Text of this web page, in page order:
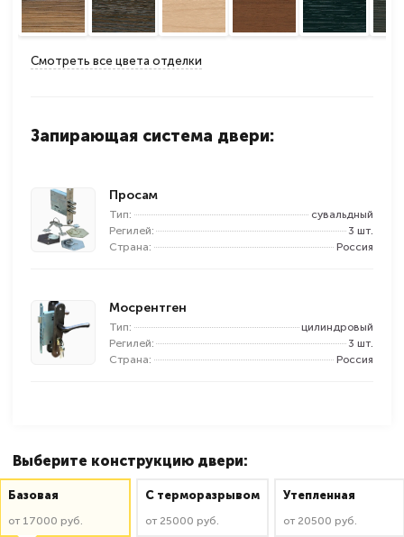
Смотреть все цвета отделки
Запирающая система двери:
Просам
Тип:
сувальдный
Регилей:
3 шт.
Страна:
Россия
Мосрентген
Тип:
цилиндровый
Регилей:
3 шт.
Страна:
Россия
Выберите конструкцию двери:
Базовая
от 17000 руб.
C терморазрывом
от 25000 руб.
Утепленная
от 20500 руб.